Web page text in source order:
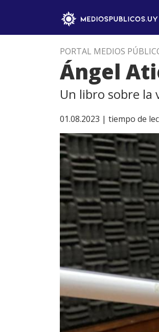
PORTAL MEDIOS
Ángel
Un libro sobre la
01.08.2023 | tiempo de